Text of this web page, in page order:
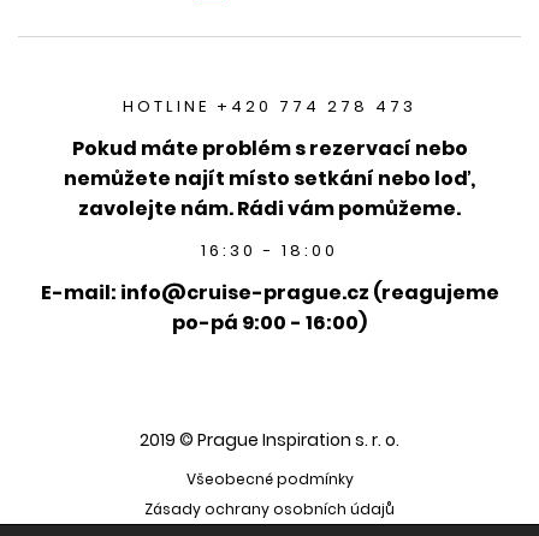
HOTLINE +420 774 278 473
Pokud máte problém s rezervací nebo
nemůžete najít místo setkání nebo loď,
zavolejte nám. Rádi vám pomůžeme.
16:30 - 18:00
E-mail: info@cruise-prague.cz (reagujeme
po-pá 9:00 - 16:00)
2019 © Prague Inspiration s. r. o.
Všeobecné podmínky
Zásady ochrany osobních údajů